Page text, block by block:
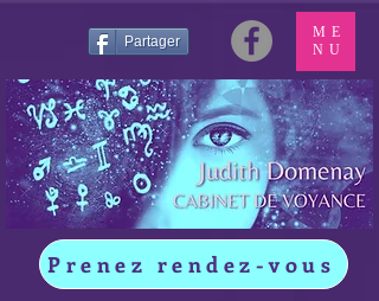
Partager
Prenez rendez-vous
ME
NU